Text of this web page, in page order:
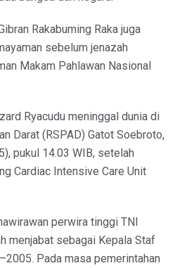
Rakabuming Raka juga
sebelum jenazah
Makam Pahlawan Nasional
Ryacudu meninggal dunia di
Darat (RSPAD) Gatot Soebroto,
pukul 14.03 WIB, setelah
Cardiac Intensive Care Unit
perwira tinggi TNI
menjabat sebagai Kepala Staf
Pada masa pemerintahan